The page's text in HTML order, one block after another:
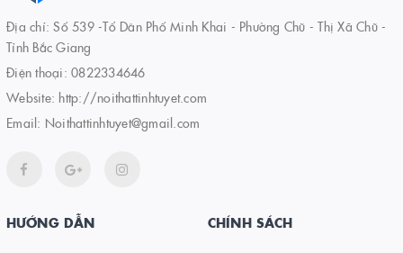
Địa chỉ: Số 539 -Tổ Dân Phố Minh Khai - Phường Chũ - Thị Xã Chũ -
Tỉnh Bắc Giang
Điện thoại: 0822334646
Website: http://noithattinhtuyet.com
Email: Noithattinhtuyet@gmail.com
HƯỚNG DẪN CHÍNH SÁCH